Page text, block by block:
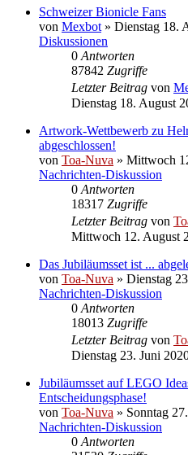
Schweizer Bionicle Fans
von Mexbot » Dienstag 18.
Diskussionen
0 Antworten
87842 Zugriffe
Letzter Beitrag von
Dienstag 18. August
Artwork-Wettbewerb zu
abgeschlossen!
von Toa-Nuva » Mittwoch
Nachrichten-Diskussion
0 Antworten
18317 Zugriffe
Letzter Beitrag von
Mittwoch 12. August
Das Jubiläumsset ist ...
von Toa-Nuva » Dienstag
Nachrichten-Diskussion
0 Antworten
18013 Zugriffe
Letzter Beitrag von
Dienstag 23. Juni
Jubiläumsset auf LEGO
Entscheidungsphase!
von Toa-Nuva » Sonntag
Nachrichten-Diskussion
0 Antworten